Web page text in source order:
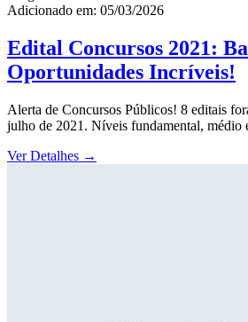
Adicionado em: 05/03/2026
Edital Concursos 2021:
Oportunidades Incríveis!
Alerta de Concursos Públicos! 8 editais
julho de 2021. Níveis fundamental, médio
Ver Detalhes →